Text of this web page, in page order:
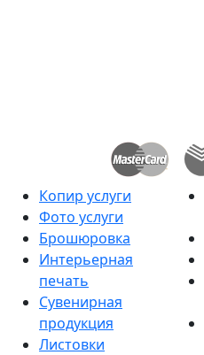
Копир услуги
Фото услуги
Брошюровка
Интерьерная
печать
Сувенирная
продукция
Листовки